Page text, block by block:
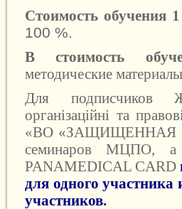
Стоимость обучения
100 %.
В стоимость
методические
Для подписчиков
організаційні та
«ВО «ЗАЩИЩЕННАЯ
семинаров МЦПО, а
PANAMEDICAL CARD
для одного участника
участников.